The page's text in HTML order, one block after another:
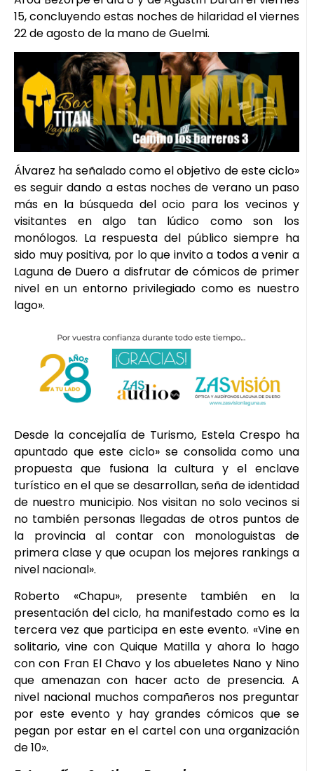
15, concluyendo estas noches de hilaridad el viernes
22 de agosto de la mano de Guelmi.
Álvarez ha señalado como el objetivo de este ciclo»
es seguir dando a estas noches de verano un paso
más en la búsqueda del ocio para los vecinos y
visitantes en algo tan lúdico como son los
monólogos. La respuesta del público siempre ha
sido muy positiva, por lo que invito a todos a venir a
Laguna de Duero a disfrutar de cómicos de primer
nivel en un entorno privilegiado como es nuestro
lago».
Desde la concejalía de Turismo, Estela Crespo ha
apuntado que este ciclo» se consolida como una
propuesta que fusiona la cultura y el enclave
turístico en el que se desarrollan, seña de identidad
de nuestro municipio. Nos visitan no solo vecinos si
no también personas llegadas de otros puntos de
la provincia al contar con monologuistas de
primera clase y que ocupan los mejores rankings a
nivel nacional».
Roberto «Chapu», presente también en la
presentación del ciclo, ha manifestado como es la
tercera vez que participa en este evento. «Vine en
solitario, vine con Quique Matilla y ahora lo hago
con con Fran El Chavo y los abueletes Nano y Nino
que amenazan con hacer acto de presencia. A
nivel nacional muchos compañeros nos preguntar
por este evento y hay grandes cómicos que se
pegan por estar en el cartel con una organización
de 10».